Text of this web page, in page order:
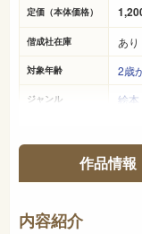
定価（本体価格）
偕成社在庫 あり
対象年齢 2歳
ジャンル 絵本
25ペ
ISBN
NDC
作品情報
内容紹介